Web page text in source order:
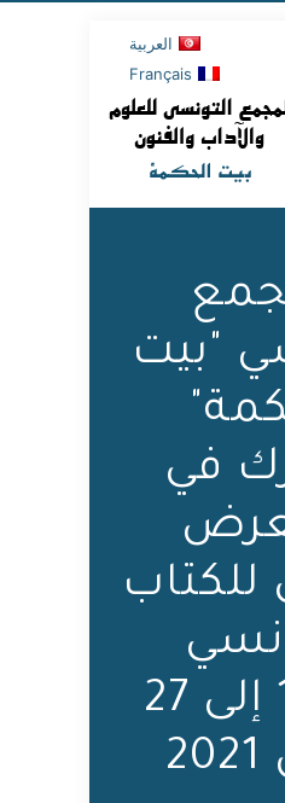
العربية
Français
"بيت
في
للكتاب
من 17 إلى 27